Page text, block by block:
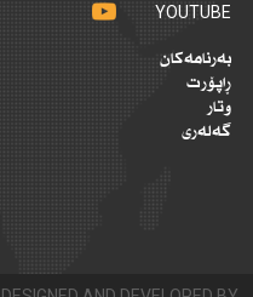
YOUTUBE
بەرنامەکان
ڕاپۆرت
وتار
گەلەری